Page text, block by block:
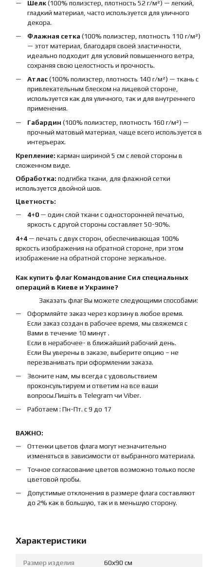
Шелк(100% полиэстер, плотность 52 г/м²) — легкий,
гладкий материал, часто используется для уличного
декора.
Флажная сетка (100% полиэстер, плотность 110 г/м²)
— этот материал, благодаря своей эластичности,
идеально подходит для условий повышенного ветра,
сохраняя свою целостность и прочность.
Атлас(100% полиэстер, плотность 140 г/м²) — ткань с
привлекательным блеском на лицевой стороне,
используется как для уличного, так и для внутреннего
применения.
Габардин (100% полиэстер, плотность 160 г/м²) —
прочный матовый материал, чаще всего используется в
интерьерах.
Крепление: карман шириной 5 см с левой стороны в
сложенном виде.
Обработка: подгибка ткани, для флажной сетки
используется двойной шов.
Цветность:
4+0 — один слой ткани с односторонней печатью,
яркость с другой стороны составляет 50-90%.
4+4 — печать с двух сторон, обеспечивающая 100%
яркость изображения на обратной стороне, при этом
изображение на обратной стороне зеркальное.
Как купить флаг Командование Сил специальных
операций в Киеве и Украине?
Заказать флаг Вы можете следующими способами:
Оформляйте заказ через корзину в любое время.
Если заказ создан в рабочее время, мы свяжемся с
Вами в течение 10 минут .
Если в нерабочее- в ближайший рабочий день.
Если Вы уверены в заказе, выберите опцию – не
перезванивать при оформлении заказа.
Звоните нам, мы всегда с удовольствием
проконсультируем и ответим на все ваши
вопросы.Пишіть в Telegram чи Viber.
Работаем : Пн-Пт. с 9 до 17
ВАЖНО:
Оттенки цветов флага могут незначительно
изменяться в зависимости от выбранного материала.
Точное согласование цветов возможно только после
цветовой пробы.
Допустимые отклонения в размере флага составляют
до 2% как в большую, так и в меньшую сторону.
Характеристики
Размер изделия 60х90 см